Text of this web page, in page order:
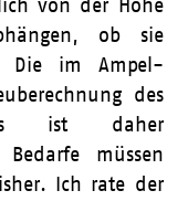
von der Höhe
ob sie
Die im Ampel-
des
ist daher
müssen
Ich rate der